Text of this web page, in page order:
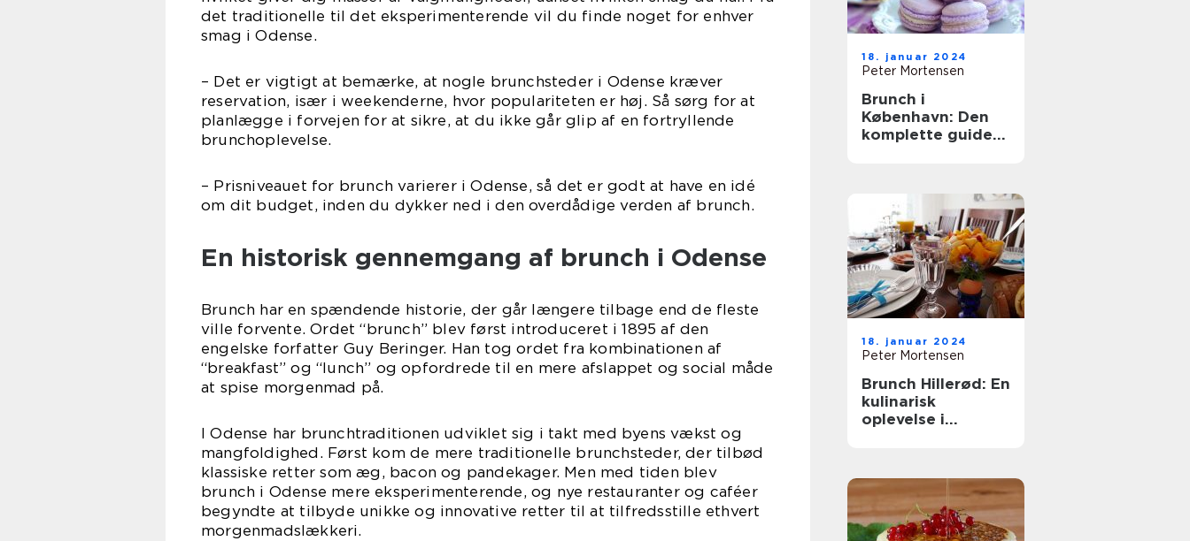
det traditionelle til det eksperimenterende vil du finde noget for enhver
smag i Odense.
– Det er vigtigt at bemærke, at nogle brunchsteder i Odense kræver
reservation, især i weekenderne, hvor populariteten er høj. Så sørg for at
planlægge i forvejen for at sikre, at du ikke går glip af en fortryllende
brunchoplevelse.
– Prisniveauet for brunch varierer i Odense, så det er godt at have en idé
om dit budget, inden du dykker ned i den overdådige verden af brunch.
En historisk gennemgang af brunch i Odense
Brunch har en spændende historie, der går længere tilbage end de fleste
ville forvente. Ordet “brunch” blev først introduceret i 1895 af den
engelske forfatter Guy Beringer. Han tog ordet fra kombinationen af
“breakfast” og “lunch” og opfordrede til en mere afslappet og social måde
at spise morgenmad på.
I Odense har brunchtraditionen udviklet sig i takt med byens vækst og
mangfoldighed. Først kom de mere traditionelle brunchsteder, der tilbød
klassiske retter som æg, bacon og pandekager. Men med tiden blev
brunch i Odense mere eksperimenterende, og nye restauranter og caféer
begyndte at tilbyde unikke og innovative retter til at tilfredsstille ethvert
morgenmadslækkeri.
18. januar 2024
Peter Mortensen
Brunch i
København: Den
komplette guide
18. januar 2024
Peter Mortensen
Brunch Hillerød: En
kulinarisk
oplevelse i